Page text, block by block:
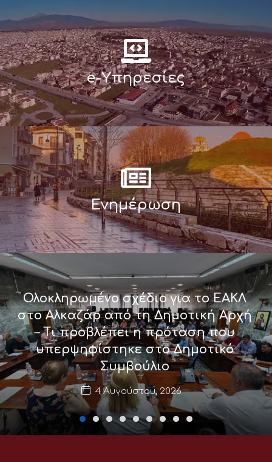
Ολοκληρωμένο σχέδιο για το ΕΑΚΛ
στο Αλκαζάρ από τη Δημοτική Αρχή
– Τι προβλέπει η πρόταση που
υπερψηφίστηκε στο Δημοτικό
Συμβούλιο
4 Αυγούστου, 2026
e-Υπηρεσίες
Ενημέρωση